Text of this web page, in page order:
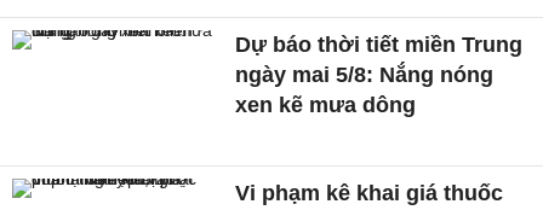
Dự báo thời tiết miền Trung
ngày mai 5/8: Nắng nóng
xen kẽ mưa dông
Vi phạm kê khai giá thuốc